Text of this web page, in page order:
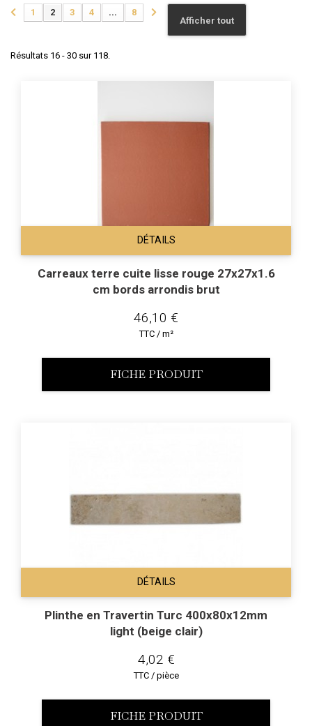
Afficher tout
1 2 3 4 ... 8
Résultats 16 - 30 sur 118.
DÉTAILS
Carreaux terre cuite lisse rouge 27x27x1.6
cm bords arrondis brut
46,10 €
TTC / m²
FICHE PRODUIT
DÉTAILS
Plinthe en Travertin Turc 400x80x12mm
light (beige clair)
4,02 €
TTC / pièce
FICHE PRODUIT